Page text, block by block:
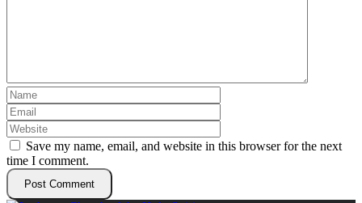
Save my name, email, and website in this browser for the next
time I comment.